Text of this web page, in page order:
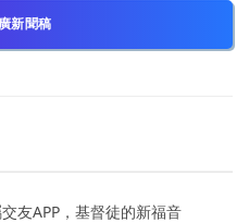
新聞稿
友APP，基督徒的新福音